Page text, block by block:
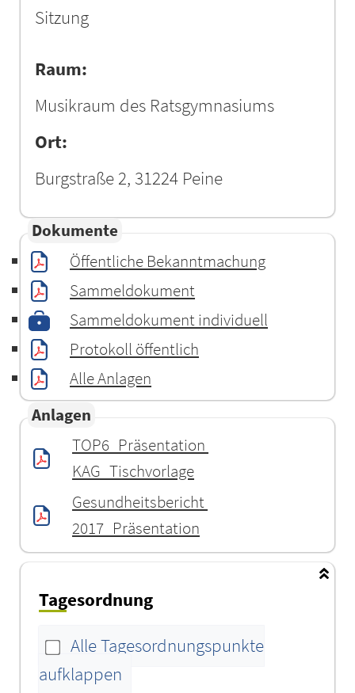
Sitzung
Raum:
Musikraum des Ratsgymnasiums
Ort:
Burgstraße 2, 31224 Peine
Dokumente
Öffentliche Bekanntmachung
Sammeldokument
Sammeldokument individuell
Protokoll öffentlich
Alle Anlagen
Anlagen
TOP6_Präsentation
KAG_Tischvorlage
Gesundheitsbericht
2017_Präsentation
Tagesordnung
Alle Tagesordnungspunkte
aufklappen